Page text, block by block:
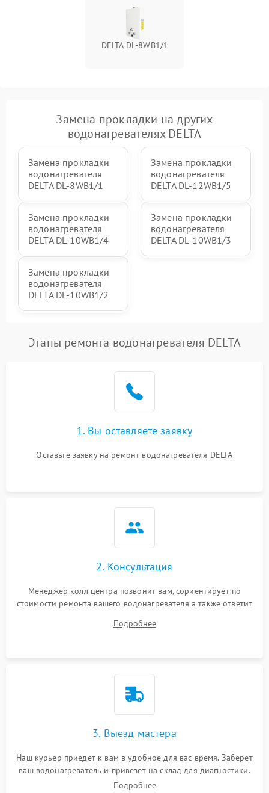
DELTA DL-8WB1/1
Замена прокладки на других
водонагревателях DELTA
Замена прокладки
водонагревателя
DELTA DL-8WB1/1
Замена прокладки
водонагревателя
DELTA DL-12WB1/5
Замена прокладки
водонагревателя
DELTA DL-10WB1/4
Замена прокладки
водонагревателя
DELTA DL-10WB1/3
Замена прокладки
водонагревателя
DELTA DL-10WB1/2
Этапы ремонта водонагревателя DELTA
1. Вы оставляете заявку
Оставьте заявку на ремонт водонагревателя DELTA
2. Консультация
Менеджер колл центра позвонит вам, сориентирует по
стоимости ремонта вашего водонагревателя а также ответит
Подробнее
3. Выезд мастера
Наш курьер приедет к вам в удобное для вас время. Заберет
ваш водонагреватель и привезет на склад для диагностики.
Подробнее